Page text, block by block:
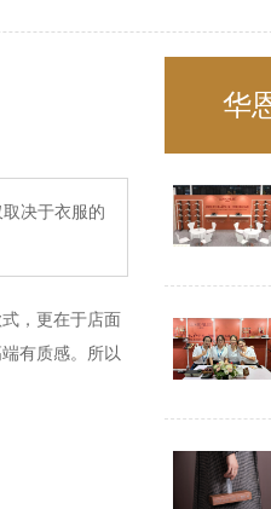
决于衣服的
，更在于店面
有质感。所以
华